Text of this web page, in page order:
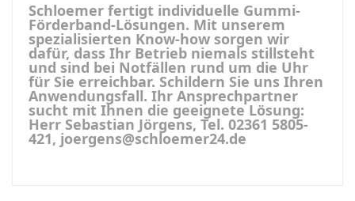
Schloemer fertigt individuelle Gummi-
Förderband-Lösungen. Mit unserem
spezialisierten Know-how sorgen wir
dafür, dass Ihr Betrieb niemals stillsteht
und sind bei Notfällen rund um die Uhr
für Sie erreichbar. Schildern Sie uns Ihren
Anwendungsfall. Ihr Ansprechpartner
sucht mit Ihnen die geeignete Lösung:
Herr Sebastian Jörgens, Tel. 02361 5805-
421, joergens@schloemer24.de